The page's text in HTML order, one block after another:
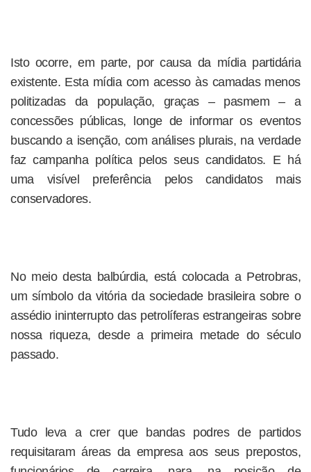
Isto ocorre, em parte, por causa da mídia partidária
existente. Esta mídia com acesso às camadas menos
politizadas da população, graças – pasmem – a
concessões públicas, longe de informar os eventos
buscando a isenção, com análises plurais, na verdade
faz campanha política pelos seus candidatos. E há
uma visível preferência pelos candidatos mais
conservadores.
No meio desta balbúrdia, está colocada a Petrobras,
um símbolo da vitória da sociedade brasileira sobre o
assédio ininterrupto das petrolíferas estrangeiras sobre
nossa riqueza, desde a primeira metade do século
passado.
Tudo leva a crer que bandas podres de partidos
requisitaram áreas da empresa aos seus prepostos,